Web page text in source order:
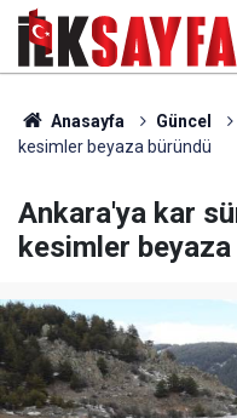
Anasayfa Güncel
kesimler beyaza büründü
Ankara'ya kar
kesimler